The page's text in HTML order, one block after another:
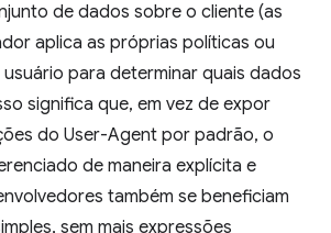
de dados sobre o cliente (as
aplica as próprias políticas ou
para determinar quais dados
significa que, em vez de expor
do User-Agent por padrão, o
de maneira explícita e
também se beneficiam
sem mais expressões